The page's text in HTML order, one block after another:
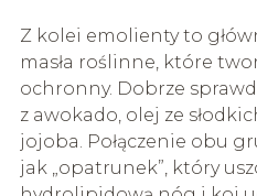
Z kolei emolienty to
masła roślinne, które
ochronny. Dobrze
z awokado, olej ze
jojoba. Połączenie obu
jak „opatrunek”, który